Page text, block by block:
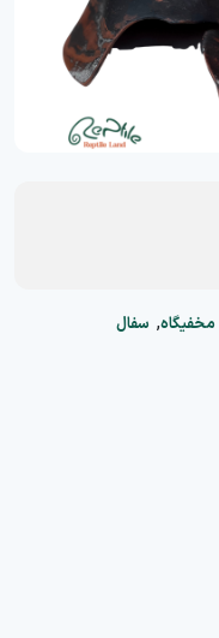
مخفیگاه, سفال